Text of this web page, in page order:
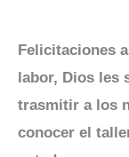
Felicitaciones
labor, Dios les
trasmitir a los
conocer el